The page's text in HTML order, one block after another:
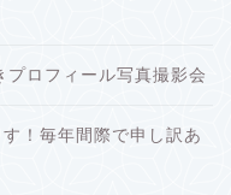
プロフィール写真撮影会
！毎年間際で申し訳あ